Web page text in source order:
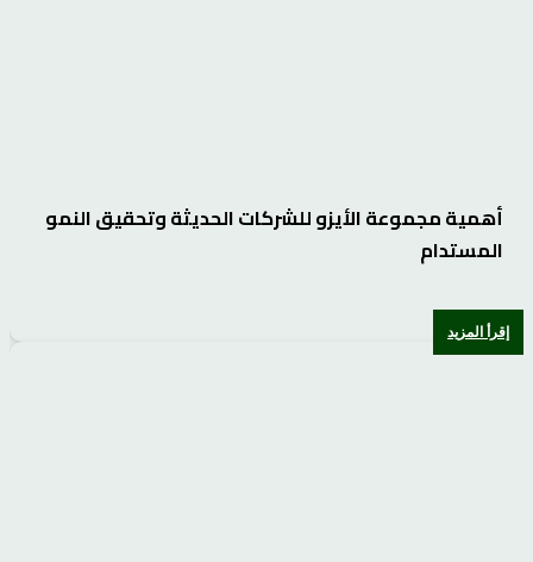
أهمية مجموعة الأيزو للشركات الحديثة وتحقيق النمو
المستدام
إقرأ المزيد